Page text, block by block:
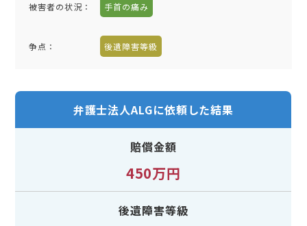
被害者の状況： 手首の痛み
争点： 後遺障害等級
弁護士法人ALGに依頼した結果
賠償金額
450万円
後遺障害等級